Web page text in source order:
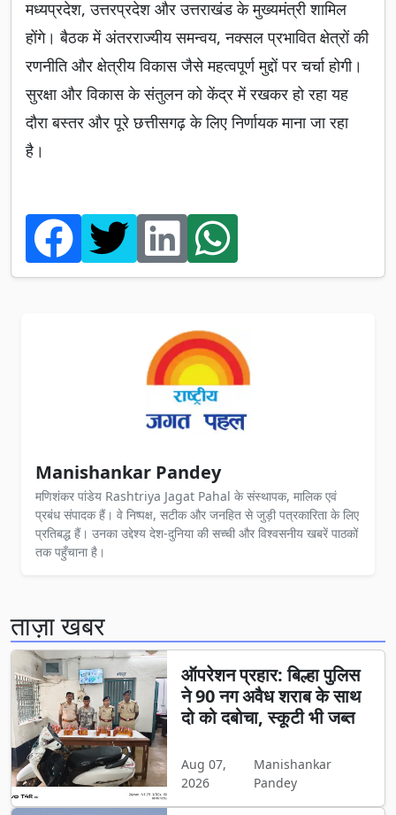
मध्यप्रदेश, उत्तरप्रदेश और उत्तराखंड के मुख्यमंत्री शामिल
होंगे। बैठक में अंतरराज्यीय समन्वय, नक्सल प्रभावित क्षेत्रों की
रणनीति और क्षेत्रीय विकास जैसे महत्वपूर्ण मुद्दों पर चर्चा होगी।
सुरक्षा और विकास के संतुलन को केंद्र में रखकर हो रहा यह
दौरा बस्तर और पूरे छत्तीसगढ़ के लिए निर्णायक माना जा रहा
है।
Manishankar Pandey
मणिशंकर पांडेय Rashtriya Jagat Pahal के संस्थापक, मालिक एवं
प्रबंध संपादक हैं। वे निष्पक्ष, सटीक और जनहित से जुड़ी पत्रकारिता के लिए
प्रतिबद्ध हैं। उनका उद्देश्य देश-दुनिया की सच्ची और विश्वसनीय खबरें पाठकों
तक पहुँचाना है।
ताज़ा खबर
ऑपरेशन प्रहार: बिल्हा पुलिस
ने 90 नग अवैध शराब के साथ
दो को दबोचा, स्कूटी भी जब्त
Aug 07,
2026
Manishankar
Pandey